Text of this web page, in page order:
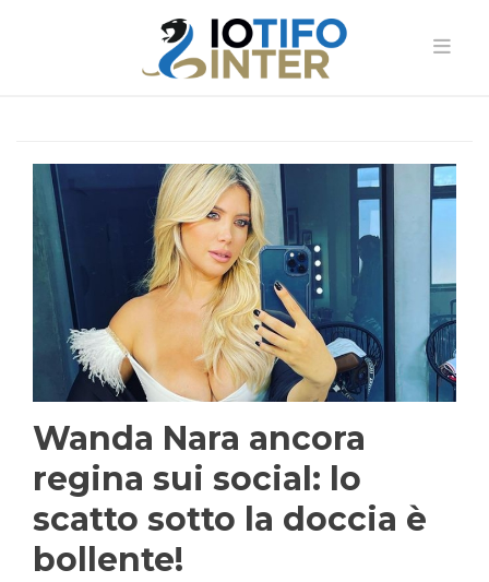
Wanda Nara ancora
regina sui social: lo
scatto sotto la doccia è
bollente!